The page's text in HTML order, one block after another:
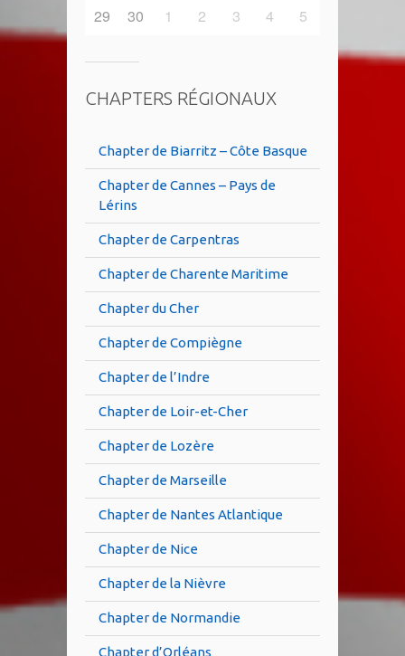
29
30 1 2 3 4 5
CHAPTERS RÉGIONAUX
Chapter de Biarritz – Côte Basque
Chapter de Cannes – Pays de
Lérins
Chapter de Carpentras
Chapter de Charente Maritime
Chapter du Cher
Chapter de Compiègne
Chapter de l’Indre
Chapter de Loir-et-Cher
Chapter de Lozère
Chapter de Marseille
Chapter de Nantes Atlantique
Chapter de Nice
Chapter de la Nièvre
Chapter de Normandie
Chapter d’Orléans